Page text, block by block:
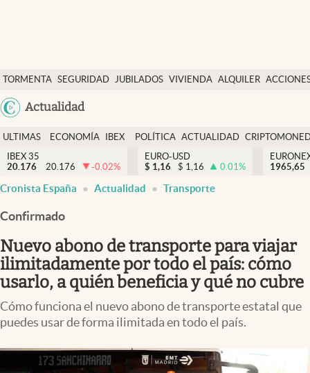
TORMENTA SEGURIDAD JUBILADOS VIVIENDA ALQUILER
USA
Actualidad
Economía y finanzas
Política
Actualidad
Criptomonedas
España
ULTIMAS
NOTICIAS
ECONOMÍA
FINANZAS
IBEX
EURO
POLÍTICA ACTUALIDAD
IBEX 35
20.176
20.176 -0.02%
EURO-USD
$ 1,16 $ 1,16 0.01%
1965,65
Cronista España Actualidad Transporte
Confirmado
Nuevo abono de transporte para viajar
ilimitadamente por todo el país: cómo
usarlo, a quién beneficia y qué no cubre
Cómo funciona el nuevo abono de transporte estatal que
puedes usar de forma ilimitada en todo el país.